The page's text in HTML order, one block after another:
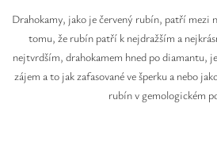
Drahokamy, jako je červený rubín, patří mezi
tomu, že rubín patří k nejdražším a
nejtvrdším, drahokamem hned po diamantu,
zájem a to jak zafasované ve šperku a nebo
rubín v gemologickém